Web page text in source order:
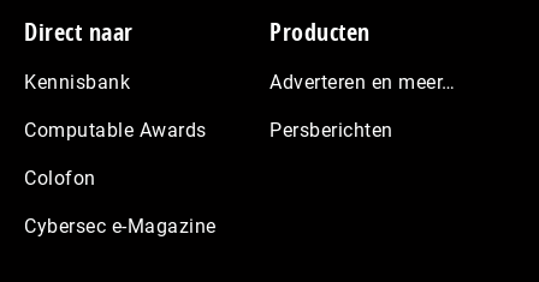
Footer
Direct naar
Kennisbank
Computable Awards
Colofon
Cybersec e-Magazine
Producten
Adverteren en meer…
Persberichten